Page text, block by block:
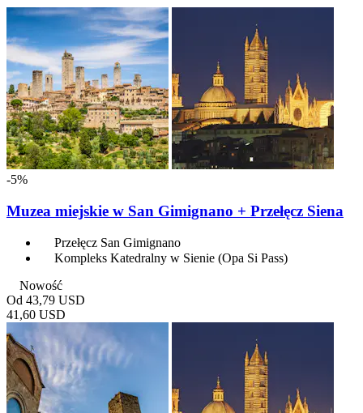
-5%
Muzea miejskie w San Gimignano + Przełęcz Siena
Przełęcz San Gimignano
Kompleks Katedralny w Sienie (Opa Si Pass)
Nowość
Od 43,79 USD
41,60 USD